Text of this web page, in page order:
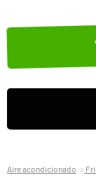
Aire acondicionado